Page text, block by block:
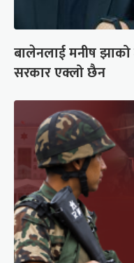
बालेनलाई मनीष
सरकार एक्लो छैन